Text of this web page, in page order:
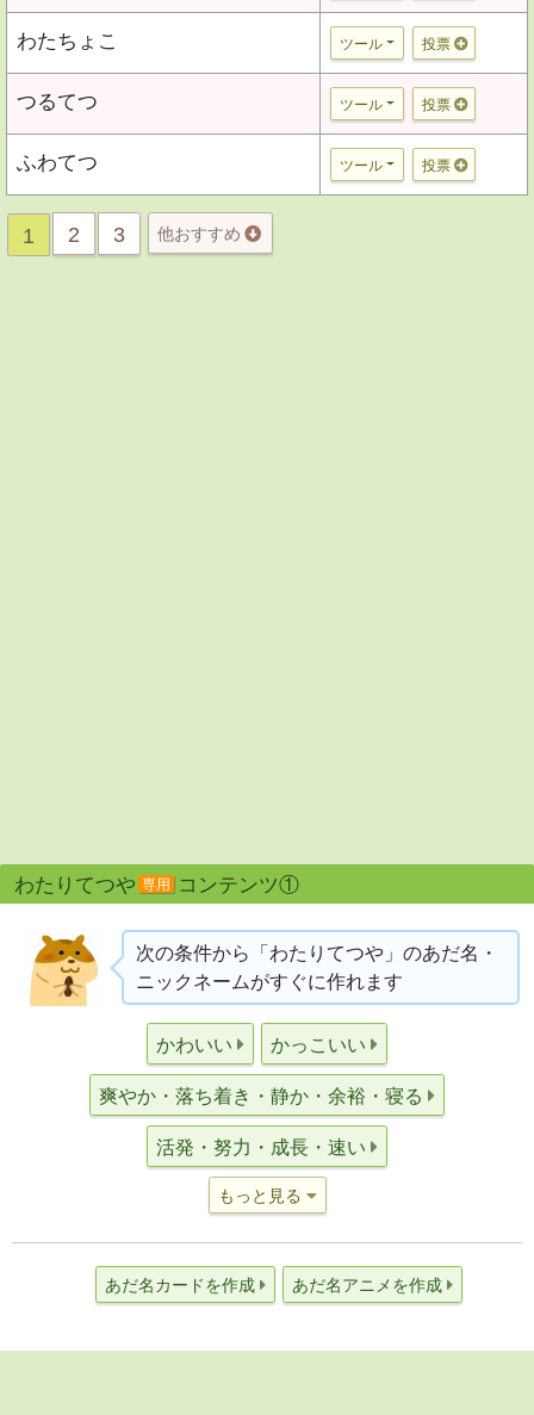
わたちょこ ツール 投票
つるてつ ツール 投票
ふわてつ ツール 投票
1 2 3 他おすすめ
わたりてつや 専用 コンテンツ①
次の条件から「わたりてつや」のあだ名・
ニックネームがすぐに作れます
かわいい かっこいい
爽やか・落ち着き・静か・余裕・寝る
活発・努力・成長・速い
もっと見る
あだ名カードを作成 あだ名アニメを作成